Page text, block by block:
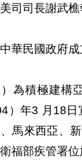
司司長謝武樵
華民國政府
為積極建構
）年3 月18日
馬來西亞、
福部疾管署